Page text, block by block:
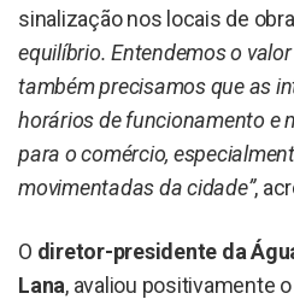
sinalização nos locais de
equilíbrio. Entendemos o
também precisamos que as
horários de funcionamento e
para o comércio,
movimentadas da cidade”,
O diretor-presidente da
Lana, avaliou positivamente